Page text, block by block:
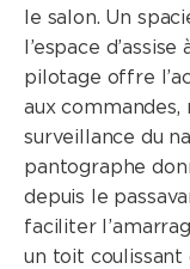
le salon. Un
l’espace
pilotage offre
aux
surveillance du
pantographe
depuis le
faciliter
un toit coulissant